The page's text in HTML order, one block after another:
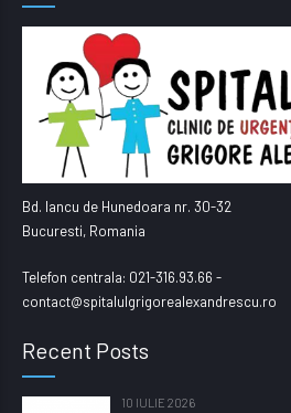
Bd. Iancu de Hunedoara nr. 30-32
Bucuresti, Romania
Telefon centrala: 021-316.93.66 -
contact@spitalulgrigorealexandrescu.ro
Recent Posts
10 IULIE 2026